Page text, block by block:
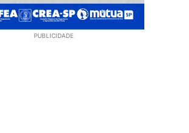
PUBLICIDADE